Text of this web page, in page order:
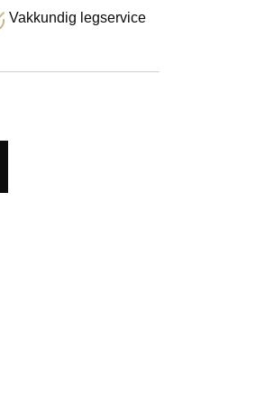
Vakkundig legservice